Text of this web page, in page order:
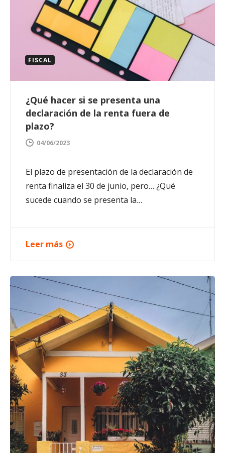
FISCAL
¿Qué hacer si se presenta una
declaración de la renta fuera de
plazo?
04/06/2023
El plazo de presentación de la declaración de
renta finaliza el 30 de junio, pero… ¿Qué
sucede cuando se presenta la…
Leer más